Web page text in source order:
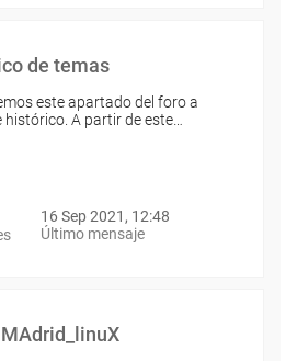
de temas
este apartado del foro a
histórico. A partir de este…
16 Sep 2021, 12:48
Último mensaje